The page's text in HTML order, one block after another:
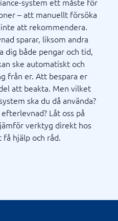
– att manuellt försöka
att rekommendera.
sparar, liksom andra
dig både pengar och tid,
ske automatiskt och
från er. Att bespara er
att beakta. Men vilket
ska du då använda?
Låt oss på
verktyg direkt hos
hjälp och råd.